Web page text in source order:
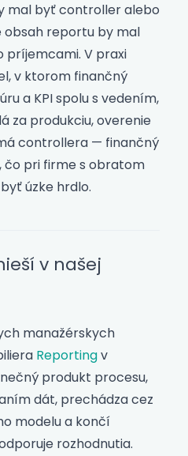
mal byť controller alebo
reportu by mal
príjemcami. V praxi
v ktorom finančný
a KPI spolu s vedením,
za produkciu, overenie
controllera — finančný
čo pri firme s obratom
byť úzke hrdlo.
v našej
manažérskych
Reportingv
produkt procesu,
dát, prechádza cez
modelu a končí
rozhodnutia.